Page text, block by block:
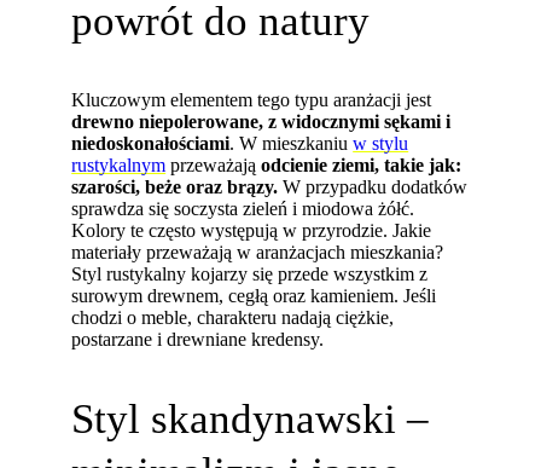
powrót do natury
Kluczowym elementem tego typu aranżacji jest
drewno niepolerowane, z widocznymi sękami i
niedoskonałościami. W mieszkaniuw stylu
rustykalnym przeważająodcienie ziemi, takie jak:
szarości, beże oraz brązy. W przypadku dodatków
sprawdza się soczysta zieleń i miodowa żółć.
Kolory te często występują w przyrodzie. Jakie
materiały przeważają w aranżacjach mieszkania?
Styl rustykalny kojarzy się przede wszystkim z
surowym drewnem, cegłą oraz kamieniem. Jeśli
chodzi o meble, charakteru nadają ciężkie,
postarzane i drewniane kredensy.
Styl skandynawski –